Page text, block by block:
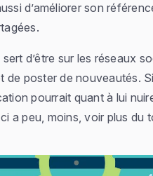
d’améliorer son
d’être sur les réseaux
de poster de nouveautés.
pourrait quant à lui
a peu, moins, voir plus du